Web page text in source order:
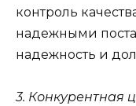
контроль
надежными
надежность и
3. Конкурентная